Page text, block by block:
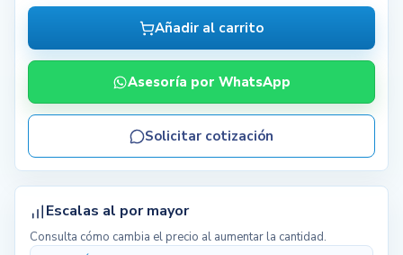
Añadir al carrito
Asesoría por WhatsApp
Solicitar cotización
Escalas al por mayor
Consulta cómo cambia el precio al aumentar la cantidad.